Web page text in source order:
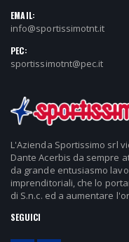
EMAIL:
info@sportissimotnt.it
PEC:
sportissimotnt@pec.it
L'Azienda Sportissimo srl
Dante Acerbis da sempre
da grande entusiasmo
imprenditoriali, che lo
di S.n.c. ed a aumentare
SEGUICI